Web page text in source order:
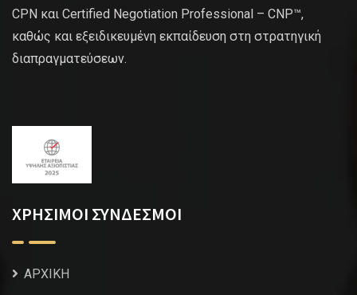
CPN και Certified Negotiation Professional – CNP™,
καθώς και εξειδικευμένη εκπαίδευση στη στρατηγική
διαπραγματεύσεων.
ΧΡΗΣΙΜΟΙ ΣΥΝΔΕΣΜΟΙ
ΑΡΧΙΚΗ